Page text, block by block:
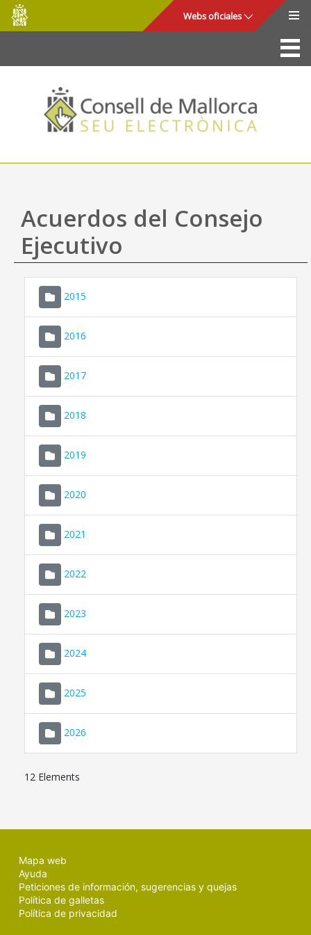
Saltar al contenido principal
Consell
de
Mallorca
Webs oficiales
La Sede
Consejo de Mallorca
Acceso y seguridad
Utilidades
Mapa web
Ayuda
Acuerdos del Consejo
Ejecutivo
2015
2016
2017
2018
2019
2020
2021
2022
2023
2024
2025
2026
12 Elements
Mapa web
Ayuda
Peticiones de información, sugerencias y quejas
Política de galletas
Política de privacidad